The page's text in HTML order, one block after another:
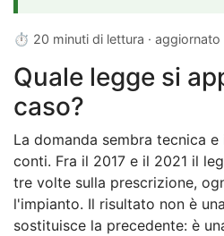
⏱ 20 minuti di lettura · aggiornato
Quale legge si
caso?
La domanda sembra tecnica
conti. Fra il 2017 e il 2021 il
tre volte sulla prescrizione,
l'impianto. Il risultato non è
sostituisce la precedente: è